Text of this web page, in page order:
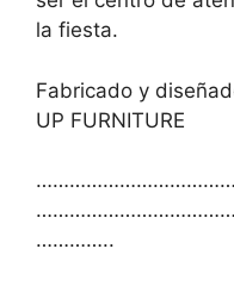
la fiesta.
Fabricado y
UP FURNITURE
…………..